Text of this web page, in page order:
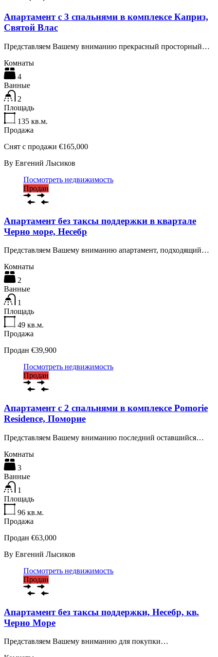
Апартамент с 3 спальнями в комплексе Каприз,
Святой Влас
Представляем Вашему вниманию прекрасный просторный…
Комнаты
4
Ванные
2
Площадь
135 кв.м.
Продажа
Снят с продажи €165,000
By Евгений Лысиков
Посмотреть недвижимость
Продан
Апартамент без таксы поддержки в квартале
Черно море, Несебр
Представляем Вашему вниманию апартамент, подходящий…
Комнаты
2
Ванные
1
Площадь
49 кв.м.
Продажа
Продан €39,900
Посмотреть недвижимость
Продан
Апартамент с 2 спальнями в комплексе Pomorie
Residence, Поморие
Представляем Вашему вниманию последний оставшийся…
Комнаты
3
Ванные
1
Площадь
96 кв.м.
Продажа
Продан €63,000
By Евгений Лысиков
Посмотреть недвижимость
Продан
Апартамент без таксы поддержки, Несебр, кв.
Черно Море
Представляем Вашему вниманию для покупки…